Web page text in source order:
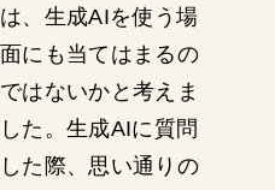
は、生成AIを使う場
面にも当てはまるの
ではないかと考えま
した。生成AIに質問
した際、思い通りの